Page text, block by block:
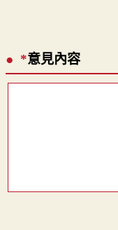
*意見內容